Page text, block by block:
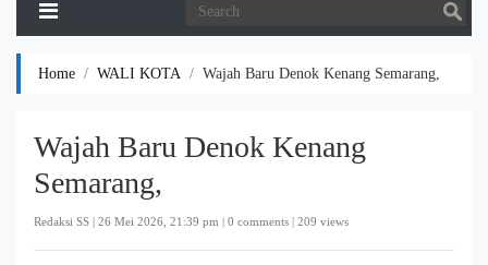
Home WALI KOTA Wajah Baru Denok Kenang Semarang,
Wajah Baru Denok Kenang
Semarang,
Redaksi SS | 26 Mei 2026, 21:39 pm | 0 comments | 209 views